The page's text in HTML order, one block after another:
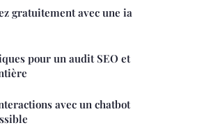
gratuitement avec une ia
pour un audit SEO et
avec un chatbot